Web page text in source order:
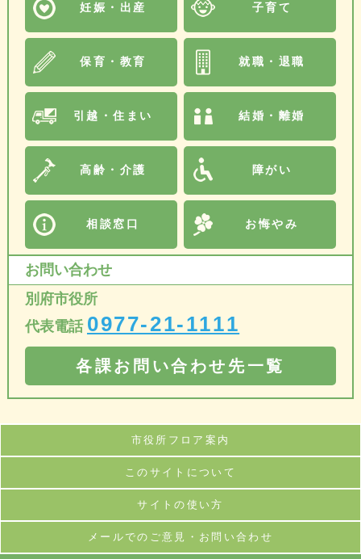
妊娠・出産 子育て
保育・教育 就職・退職
引越・住まい 結婚・離婚
高齢・介護 障がい
相談窓口 お悔やみ
お問い合わせ
別府市役所
代表電話 0977-21-1111
各課お問い合わせ先一覧
市役所フロア案内
このサイトについて
サイトの使い方
メールでのご意見・お問い合わせ